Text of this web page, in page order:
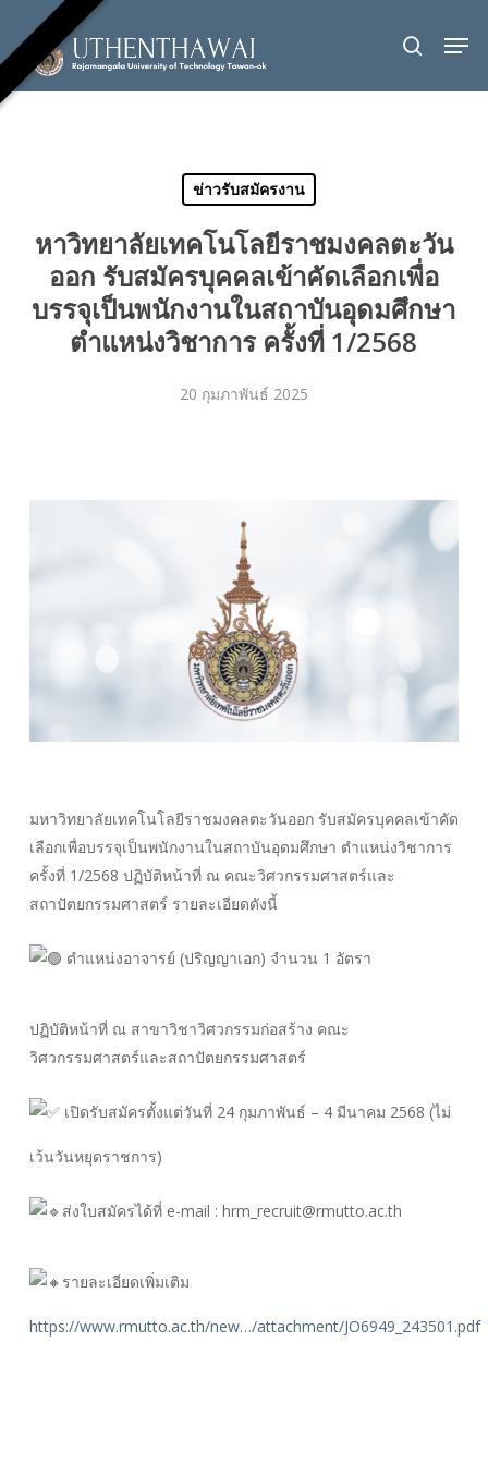
main
content
search
ข่าวรับสมัครงาน
หาวิทยาลัยเทคโนโลยีราชมงคลตะวัน
ออก รับสมัครบุคคลเข้าคัดเลือกเพื่อ
บรรจุเป็นพนักงานในสถาบันอุดมศึกษา
ตําแหน่งวิชาการ ครั้งที่ 1/2568
20 กุมภาพันธ์ 2025
มหาวิทยาลัยเทคโนโลยีราชมงคลตะวันออก รับสมัครบุคคลเข้าคัด
เลือกเพื่อบรรจุเป็นพนักงานในสถาบันอุดมศึกษา ตําแหน่งวิชาการ
ครั้งที่ 1/2568 ปฏิบัติหน้าที่ ณ คณะวิศวกรรมศาสตร์และ
สถาปัตยกรรมศาสตร์ รายละเอียดดังนี้
ตําแหน่งอาจารย์ (ปริญญาเอก) จํานวน 1 อัตรา
ปฏิบัติหน้าที่ ณ สาขาวิชาวิศวกรรมก่อสร้าง คณะ
วิศวกรรมศาสตร์และสถาปัตยกรรมศาสตร์
เปิดรับสมัครตั้งแต่วันที่ 24 กุมภาพันธ์ – 4 มีนาคม 2568 (ไม่
เว้นวันหยุดราชการ)
ส่งใบสมัครได้ที่ e-mail : hrm_recruit@rmutto.ac.th
รายละเอียดเพิ่มเติม
https://www.rmutto.ac.th/new…/attachment/JO6949_243501.pdf
Menu